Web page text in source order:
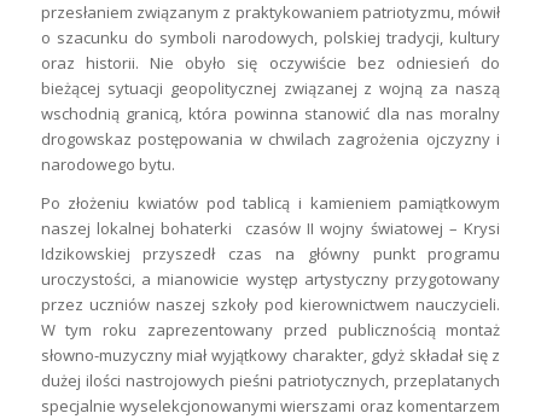
przesłaniem związanym z praktykowaniem patriotyzmu, mówił
o szacunku do symboli narodowych, polskiej tradycji, kultury
oraz historii. Nie obyło się oczywiście bez odniesień do
bieżącej sytuacji geopolitycznej związanej z wojną za naszą
wschodnią granicą, która powinna stanowić dla nas moralny
drogowskaz postępowania w chwilach zagrożenia ojczyzny i
narodowego bytu.
Po złożeniu kwiatów pod tablicą i kamieniem pamiątkowym
naszej lokalnej bohaterki czasów II wojny światowej – Krysi
Idzikowskiej przyszedł czas na główny punkt programu
uroczystości, a mianowicie występ artystyczny przygotowany
przez uczniów naszej szkoły pod kierownictwem nauczycieli.
W tym roku zaprezentowany przed publicznością montaż
słowno-muzyczny miał wyjątkowy charakter, gdyż składał się z
dużej ilości nastrojowych pieśni patriotycznych, przeplatanych
specjalnie wyselekcjonowanymi wierszami oraz komentarzem